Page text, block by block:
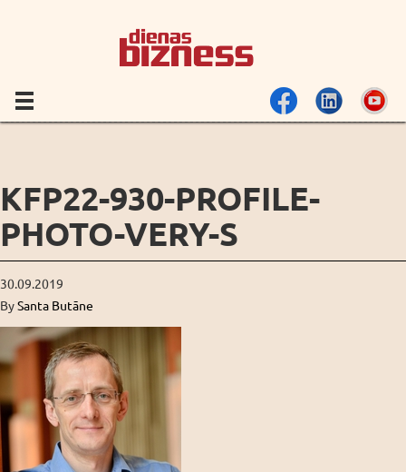
KFP22-930-PROFILE-
PHOTO-VERY-S
30.09.2019
BySanta Butāne